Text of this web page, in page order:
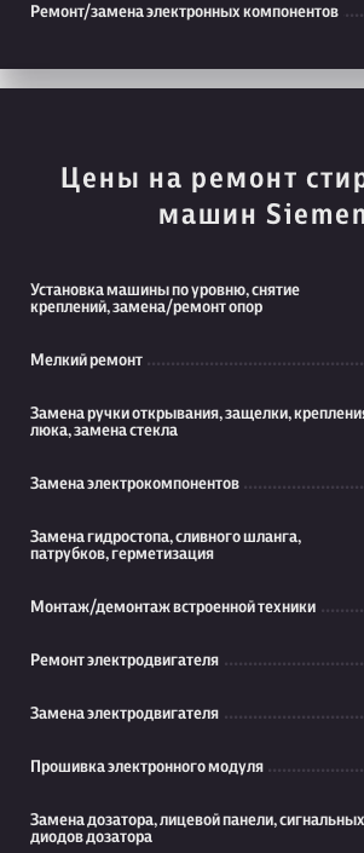
Ремонт/замена электронных компонентов
Цены на ремонт
машин
Установка машины по уровню, снятие
креплений, замена/ремонт опор
Мелкий ремонт
Замена ручки открывания, защелки,
люка, замена стекла
Замена электрокомпонентов
Замена гидростопа, сливного шланга,
патрубков, герметизация
Монтаж/демонтаж встроенной техники
Ремонт электродвигателя
Замена электродвигателя
Прошивка электронного модуля
Замена дозатора, лицевой панели, сигнальных
диодов дозатора